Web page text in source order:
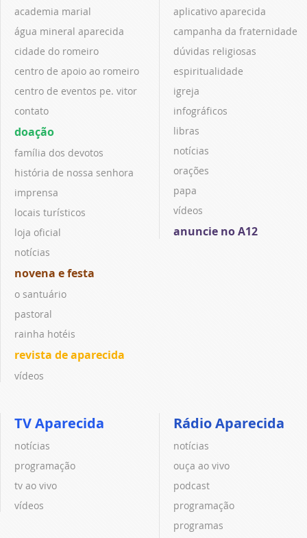
academia marial
água mineral aparecida
cidade do romeiro
centro de apoio ao romeiro
centro de eventos pe. vitor
contato
doação
família dos devotos
história de nossa senhora
imprensa
locais turísticos
loja oficial
notícias
novena e festa
o santuário
pastoral
rainha hotéis
revista de aparecida
vídeos
aplicativo aparecida
campanha da fraternidade
dúvidas religiosas
espiritualidade
igreja
infográficos
libras
notícias
orações
papa
vídeos
anuncie no A12
TV Aparecida
notícias
programação
tv ao vivo
vídeos
Rádio Aparecida
notícias
ouça ao vivo
podcast
programação
programas